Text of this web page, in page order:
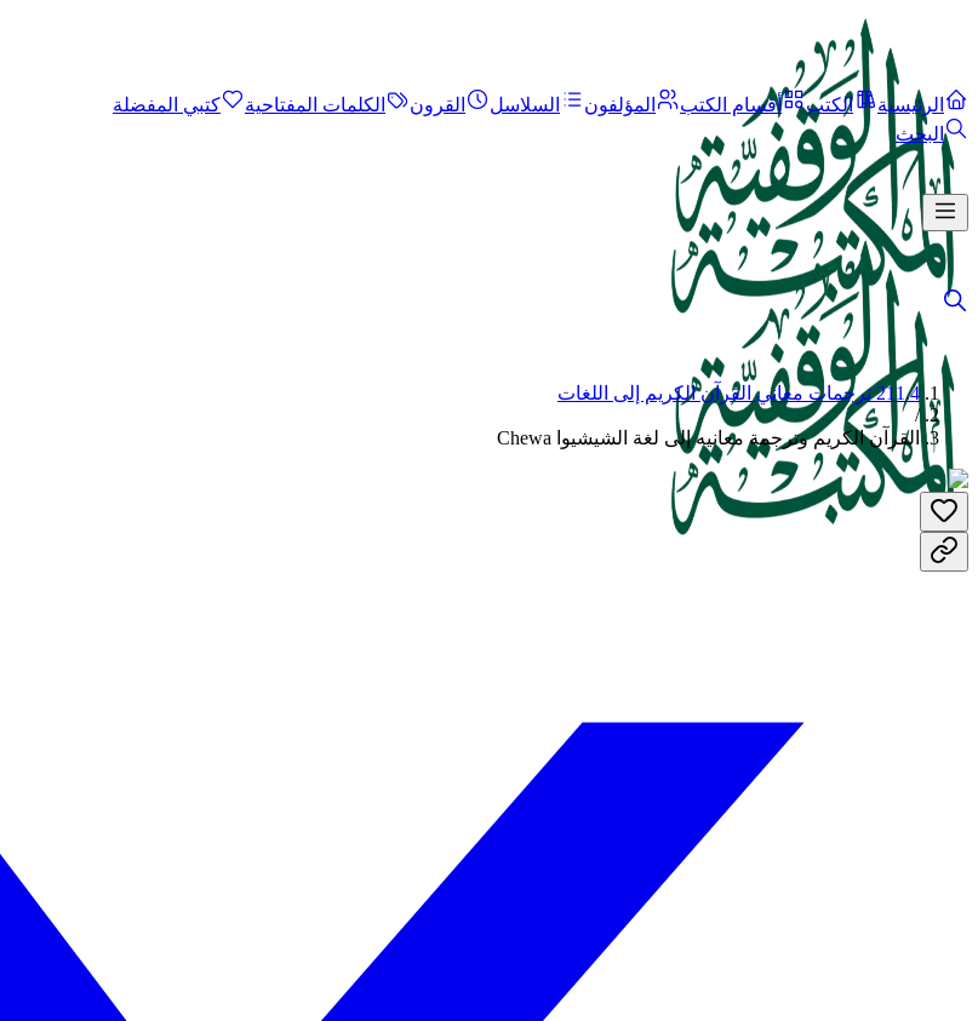
الرئيسية الكتب أقسام الكتب المؤلفون السلاسل القرون الكلمات المفتاحية
كتبي المفضلة
البحث
211.4 ترجمات معاني القرآن الكريم إلى اللغات
/
القرآن الكريم وترجمة معانيه إلى لغة الشيشيوا Chewa